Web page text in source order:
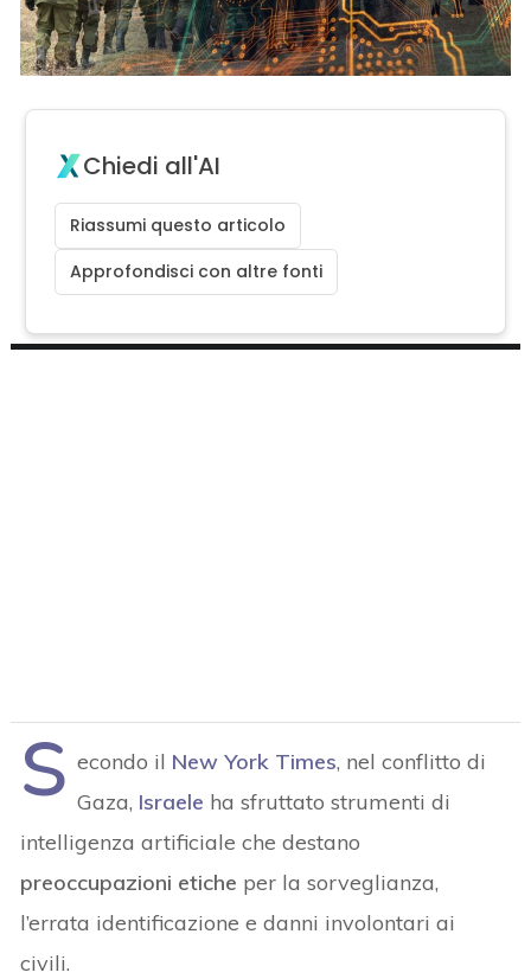
Chiedi all'AI
Riassumi questo articolo
Approfondisci con altre fonti
S econdo il New York Times, nel conflitto di
Gaza, Israele ha sfruttato strumenti di
intelligenza artificiale che destano
preoccupazioni etiche per la sorveglianza,
l’errata identificazione e danni involontari ai
civili.